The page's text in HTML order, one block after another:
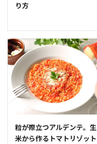
り方
粒が際立つアルデンテ。生
米から作るトマトリゾット